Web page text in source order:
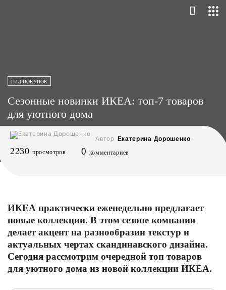
ГИД ПОКУПОК
Сезонные новинки ИКЕА: топ-7 товаров
для уютного дома
Автор Екатерина Дорошенко
2230 просмотров 0 комментариев
ИКЕА практически еженедельно предлагает
новые коллекции. В этом сезоне компания
делает акцент на разнообразии текстур и
актуальных чертах скандинавского дизайна.
Сегодня рассмотрим очередной топ товаров
для уютного дома из новой коллекции ИКЕА.